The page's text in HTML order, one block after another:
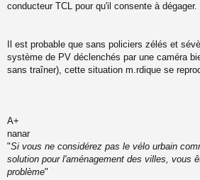
conducteur TCL pour qu'il consente à dégager.
Il est probable que sans policiers zélés et
système de PV déclenchés par une caméra
sans traîner), cette situation m.rdique se
A+
nanar
"Si vous ne considérez pas le vélo urbain
solution pour l'aménagement des villes, vous
problème"